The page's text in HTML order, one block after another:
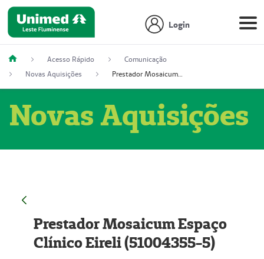
Login
Acesso Rápido
Comunicação
Novas Aquisições
Prestador Mosaicum Espaço Clínico Eireli (51004355-5)
Novas Aquisições
Prestador Mosaicum Espaço
Clínico Eireli (51004355-5)